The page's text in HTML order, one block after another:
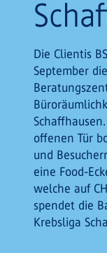
Die Clientis
September
offenen Tür
und
eine Food-
welche auf
spendet die
Krebsliga